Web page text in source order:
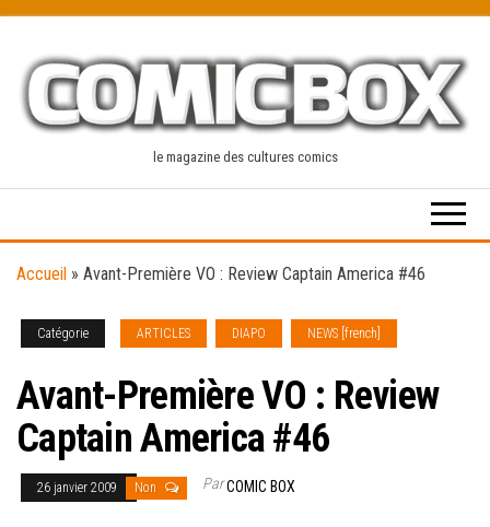
content
le magazine des cultures comics
Accueil » Avant-Première VO : Review Captain America #46
Catégorie ARTICLES DIAPO NEWS [french]
Avant-Première VO : Review
Captain America #46
26 janvier 2009 Non ParCOMIC BOX